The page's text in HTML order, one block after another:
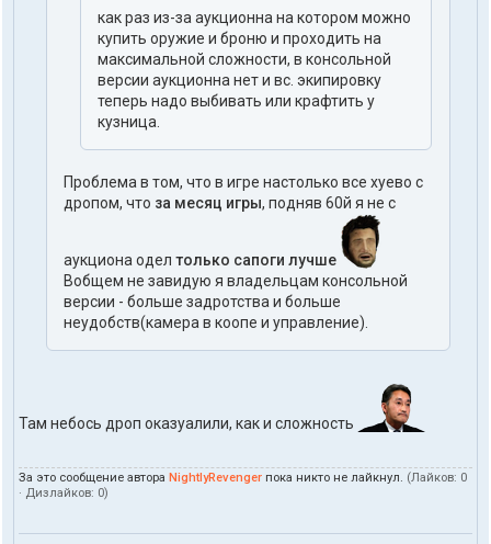
как раз из-за аукционна на котором можно
купить оружие и броню и проходить на
максимальной сложности, в консольной
версии аукционна нет и вс. экипировку
теперь надо выбивать или крафтить у
кузница.
Проблема в том, что в игре настолько все хуево с
дропом, что за месяц игры, подняв 60й я не с
аукциона одел только сапоги лучше
Вобщем не завидую я владельцам консольной
версии - больше задротства и больше
неудобств(камера в коопе и управление).
Там небось дроп оказуалили, как и сложность
За это сообщение автора NightlyRevenger пока никто не лайкнул. (Лайков: 0
· Дизлайков: 0)